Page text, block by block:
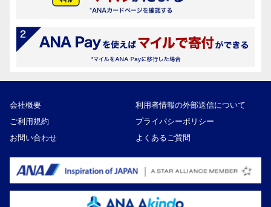
会社概要
利用者情報の外部送信について
ご利用規約
プライバシーポリシー
お問い合わせ
よくあるご質問